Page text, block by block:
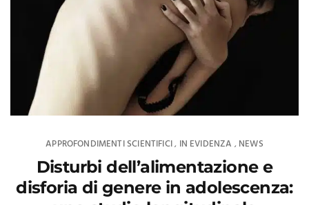
APPROFONDIMENTI SCIENTIFICI, IN EVIDENZA , NEWS
Disturbi dell’alimentazione e
disforia di genere in adolescenza: